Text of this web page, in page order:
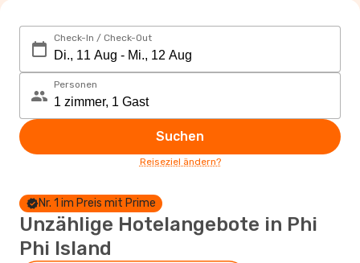
Check-In / Check-Out
Personen
Suchen
Reiseziel ändern?
Nr. 1 im Preis mit Prime
Unzählige Hotelangebote in Phi
Phi Island